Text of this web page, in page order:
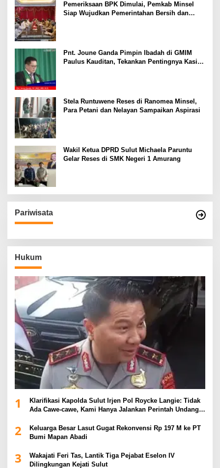
Pemeriksaan BPK Dimulai, Pemkab Minsel
Siap Wujudkan Pemerintahan Bersih dan
Pnt. Joune Ganda Pimpin Ibadah di GMIM
Paulus Kauditan, Tekankan Pentingnya Kasih
Stela Runtuwene Reses di Ranomea Minsel,
Para Petani dan Nelayan Sampaikan Aspirasi
Wakil Ketua DPRD Sulut Michaela Paruntu
Gelar Reses di SMK Negeri 1 Amurang
Pariwisata
Hukum
1
Klarifikasi Kapolda Sulut Irjen Pol Roycke Langie: Tidak
Ada Cawe-cawe, Kami Hanya Jalankan Perintah Undang-
2
Keluarga Besar Lasut Gugat Rekonvensi Rp 197 M ke PT
Bumi Mapan Abadi
3
Wakajati Feri Tas, Lantik Tiga Pejabat Eselon IV
Dilingkungan Kejati Sulut